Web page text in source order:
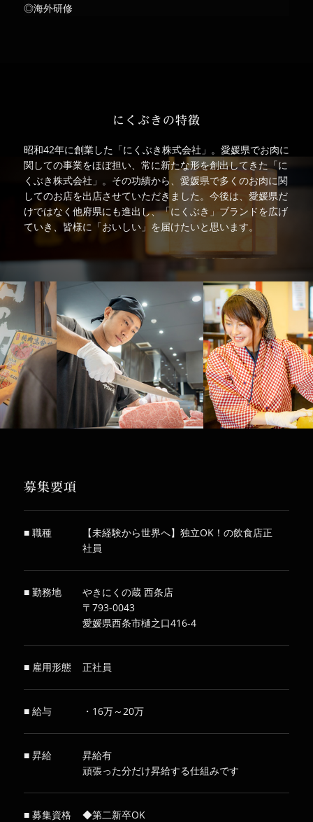
◎海外研修
にくぶきの特徴
昭和42年に創業した「にくぶき株式会社」。愛媛県でお肉に
関しての事業をほぼ担い、常に新たな形を創出してきた「に
くぶき株式会社」。その功績から、愛媛県で多くのお肉に関
してのお店を出店させていただきました。今後は、愛媛県だ
けではなく他府県にも進出し、「にくぶき」ブランドを広げ
ていき、皆様に「おいしい」を届けたいと思います。
募集要項
■ 職種
【未経験から世界へ】独立OK！の飲食店正
社員
■ 勤務地
やきにくの蔵 西条店
〒793-0043
愛媛県西条市樋之口416-4
■ 雇用形態 正社員
■ 給与 ・16万～20万
■ 昇給
昇給有
頑張った分だけ昇給する仕組みです
■ 募集資格 ◆第二新卒OK